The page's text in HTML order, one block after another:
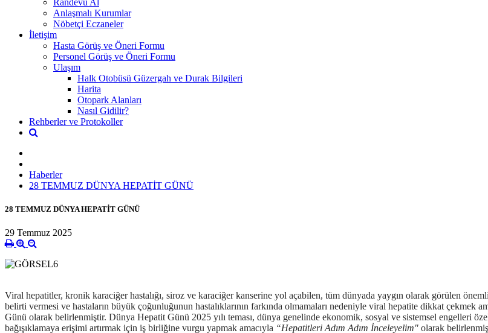
Anlaşmalı Kurumlar
Nöbetçi Eczaneler
İletişim
Hasta Görüş ve Öneri Formu
Personel Görüş ve Öneri Formu
Ulaşım
Halk Otobüsü Güzergah ve Durak Bilgileri
Harita
Otopark Alanları
Nasıl Gidilir?
Rehberler ve Protokoller
Haberler
28 TEMMUZ DÜNYA HEPATİT GÜNÜ
28 TEMMUZ DÜNYA HEPATİT GÜNÜ
29 Temmuz 2025
Viral hepatitler, kronik karaciğer hastalığı, siroz ve karaciğer kanserine yol açabilen, tüm dünyada yaygın olarak görülen
belirti vermesi ve hastaların büyük çoğunluğunun hastalıklarının farkında olmamaları nedeniyle viral hepatite dikkat çekmek
Günü olarak belirlenmiştir. Dünya Hepatit Günü 2025 yılı teması, dünya genelinde ekonomik, sosyal ve sistemsel engelleri
bağışıklamaya erişimi artırmak için iş birliğine vurgu yapmak amacıyla “Hepatitleri Adım Adım İnceleyelim" olarak